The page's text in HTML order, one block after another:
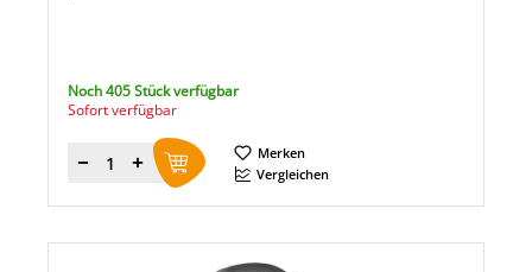
Noch 405 Stück verfügbar
Sofort verfügbar
Menge
Merken
Vergleichen